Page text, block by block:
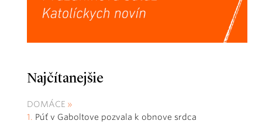
Najčítanejšie
DOMÁCE
Púť v Gaboltove pozvala k obnove srdca